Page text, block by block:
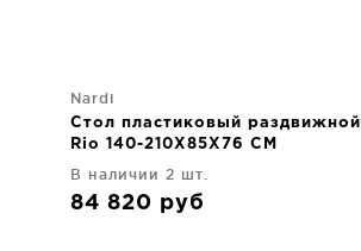
Nardi
Стол пластиковый раздвижной
Rio 140-210X85X76 CM
В наличии 2 шт.
84 820 руб